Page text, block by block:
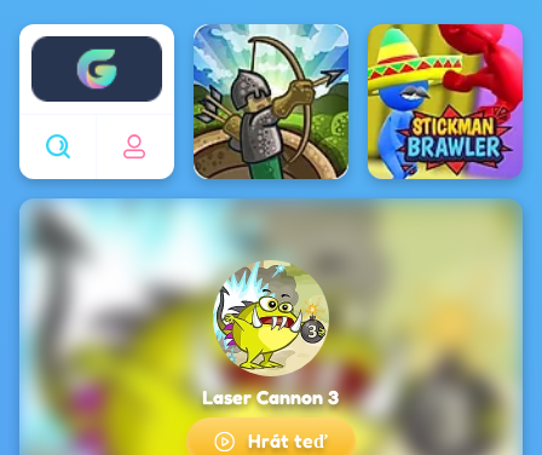
Enjoy4fun
Laser Cannon 3
Hrát teď